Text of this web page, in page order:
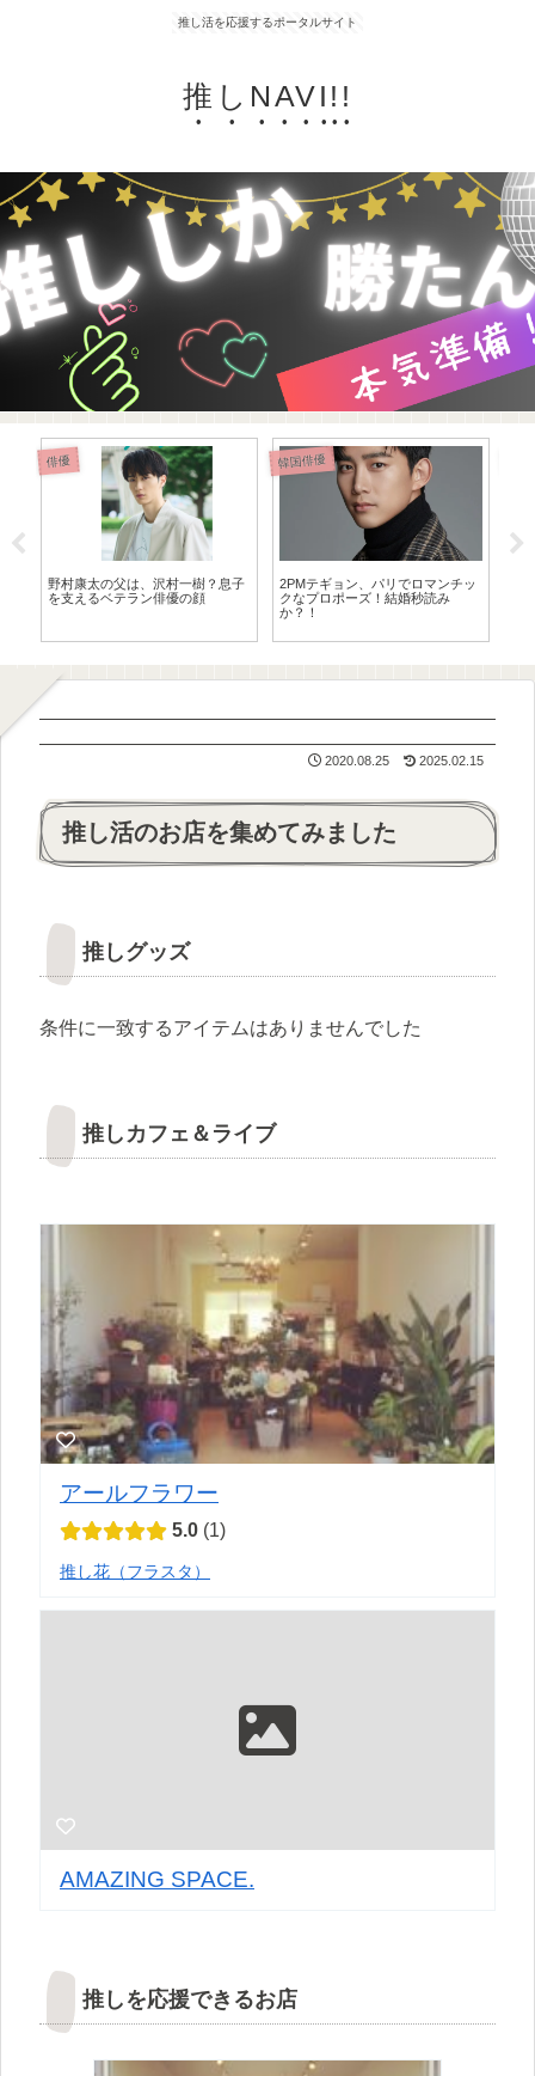
推し活を応援するポータルサイト
推しNAVI!!
俳優
野村康太の父は、沢村一樹？息子
を支えるベテラン俳優の顔
韓国俳優
2PMテギョン、パリでロマンチッ
クなプロポーズ！結婚秒読み
か？！
2020.08.25 2025.02.15
推し活のお店を集めてみました
推しグッズ
条件に一致するアイテムはありませんでした
推しカフェ＆ライブ
アールフラワー
5.0 1
推し花（フラスタ）
AMAZING SPACE.
推しを応援できるお店